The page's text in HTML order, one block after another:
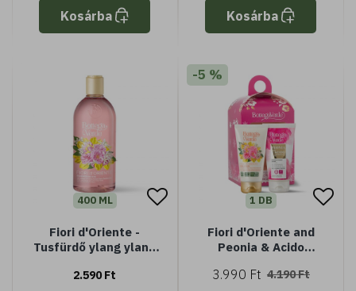
Kosárba Kosárba
400 ML
Fiori d'Oriente -
Tusfürdő ylang ylang
kivonattal (400 ml)
2.590 Ft
-5 %
1 DB
Fiori d'Oriente and
Peonia & Acido
3.990 Ft 4.190 Ft